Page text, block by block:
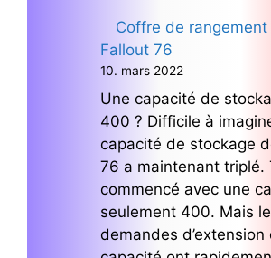
Coffre de
Fallout 76
10. mars 2022
Une capacité de
400 ? Difficile à
capacité de stockage
76 a maintenant triplé.
commencé avec une
seulement 400. Mais
demandes d’extension